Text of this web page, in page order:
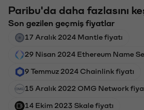
Paribu'da daha fazlasını
Son gezilen geçmiş fiyatlar
17 Aralık 2024 Mantle fiyatı
29 Nisan 2024 Ethereum Name
9 Temmuz 2024 Chainlink fiyatı
15 Aralık 2022 OMG Network
14 Ekim 2023 Skale fiyatı